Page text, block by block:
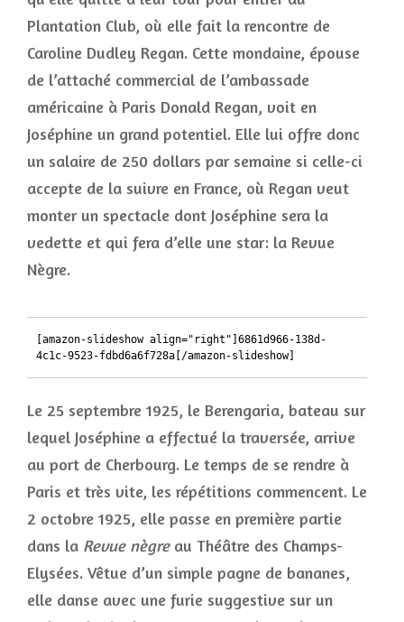
Plantation Club, où elle fait la rencontre de
Caroline Dudley Regan. Cette mondaine, épouse
de l’attaché commercial de l’ambassade
américaine à Paris Donald Regan, voit en
Joséphine un grand potentiel. Elle lui offre donc
un salaire de 250 dollars par semaine si celle-ci
accepte de la suivre en France, où Regan veut
monter un spectacle dont Joséphine sera la
vedette et qui fera d’elle une star: la Revue
Nègre.
[amazon-slideshow align="right"]6861d966-138d-
4c1c-9523-fdbd6a6f728a[/amazon-slideshow]
Le 25 septembre 1925, le Berengaria, bateau sur
lequel Joséphine a effectué la traversée, arrive
au port de Cherbourg. Le temps de se rendre à
Paris et très vite, les répétitions commencent. Le
2 octobre 1925, elle passe en première partie
dans la Revue nègreau Théâtre des Champs-
Elysées. Vêtue d’un simple pagne de bananes,
elle danse avec une furie suggestive sur un